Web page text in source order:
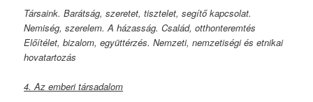
Társaink. Barátság, szeretet, tisztelet, segítő kapcsolat.
Nemiség, szerelem. A házasság. Család, otthonteremtés
Előítélet, bizalom, együttérzés. Nemzeti, nemzetiségi és etnikai
hovatartozás
4. Az emberi társadalom